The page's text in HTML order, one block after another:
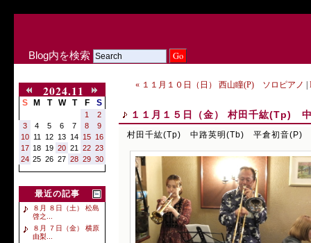
Blog内を検索
2024.11
S M T W T F S
1
2
3
4 5 6 7 8
9
10 11 12 13 14 15 16
17 18 19 20 21 22 23
24 25 26 27 28 29 30
最近の記事
８月 ８日（土） 松島
啓之...
８月 ７日（金） 横原
由梨...
« １１月１０日（日） 西山瞳(P) ソロピアノ
１１月１５日（金） 村田千紘(Tp)
村田千紘(Tp) 中路英明(Tb) 平倉初音(P)